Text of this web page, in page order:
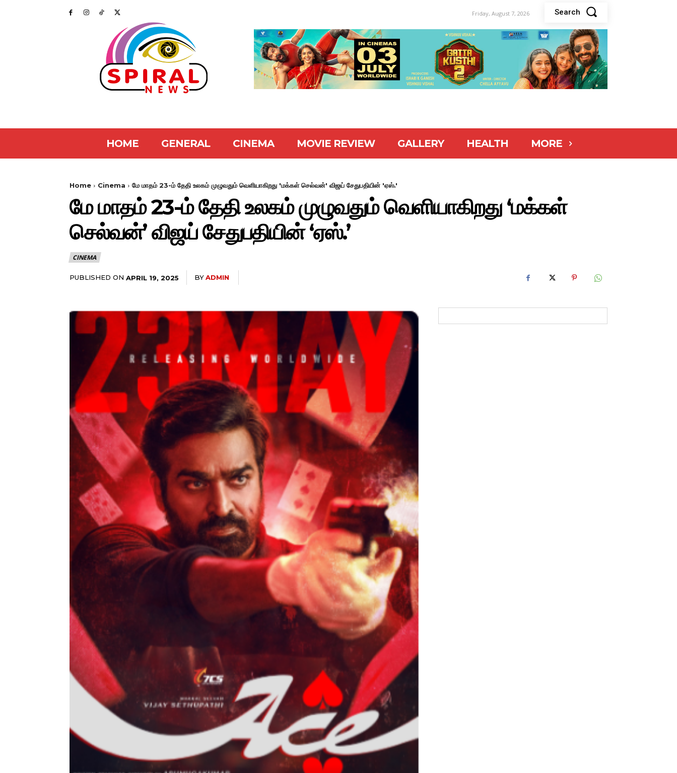
Friday, August 7, 2026 Search
HOME GENERAL CINEMA MOVIE REVIEW GALLERY HEALTH MORE
Home Cinema மே மாதம் 23-ம் தேதி உலகம் முழுவதும் வெளியாகிறது 'மக்கள் செல்வன்' விஜய் சேதுபதியின் 'ஏஸ்.'
மே மாதம் 23-ம் தேதி உலகம் முழுவதும் வெளியாகிறது ‘மக்கள்
செல்வன்’ விஜய் சேதுபதியின் ‘ஏஸ்.’
CINEMA
PUBLISHED ON APRIL 19, 2025 BYADMIN